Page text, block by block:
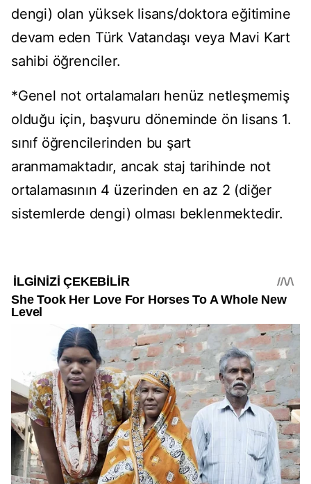
dengi) olan yüksek lisans/doktora eğitimine
devam eden Türk Vatandaşı veya Mavi Kart
sahibi öğrenciler.
*Genel not ortalamaları henüz netleşmemiş
olduğu için, başvuru döneminde ön lisans 1.
sınıf öğrencilerinden bu şart
aranmamaktadır, ancak staj tarihinde not
ortalamasının 4 üzerinden en az 2 (diğer
sistemlerde dengi) olması beklenmektedir.